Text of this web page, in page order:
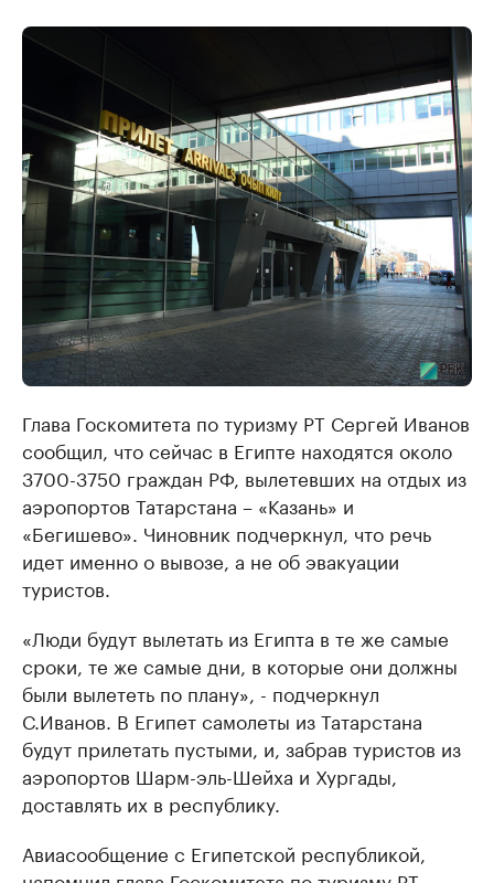
Глава Госкомитета по туризму РТ Сергей Иванов
сообщил, что сейчас в Египте находятся около
3700-3750 граждан РФ, вылетевших на отдых из
аэропортов Татарстана – «Казань» и
«Бегишево». Чиновник подчеркнул, что речь
идет именно о вывозе, а не об эвакуации
туристов.
«Люди будут вылетать из Египта в те же самые
сроки, те же самые дни, в которые они должны
были вылететь по плану», - подчеркнул
С.Иванов. В Египет самолеты из Татарстана
будут прилетать пустыми, и, забрав туристов из
аэропортов Шарм-эль-Шейха и Хургады,
доставлять их в республику.
Авиасообщение с Египетской республикой,